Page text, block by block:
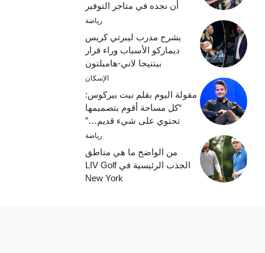
أن نجده في متاجر التوفير
رياضة
يشرح مدرب ليبرتي كريس
ديماركو الأسباب وراء قرار
بيتنيجا لاني-هاميلتون
الإسكان
مقولة اليوم بقلم نيت بيركوس:
“كل مساحة أقوم بتصميمها
تحتوي على شيء قديم…”
رياضة
من الواضح ما هي مناطق
الجذب الرئيسية في LIV Golf
New York